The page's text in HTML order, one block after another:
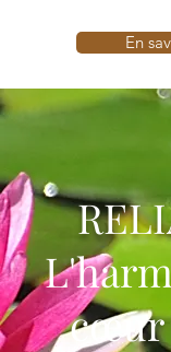
En
cœur